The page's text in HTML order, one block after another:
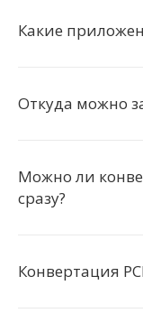
Какие
Откуда можно
Можно ли
сразу?
Конвертация